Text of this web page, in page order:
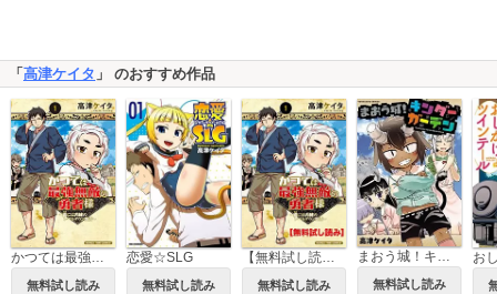
「 高津ケイタ 」 のおすすめ作品
かつては最強無敵の勇者様 ～姫には内緒のレベルダウン生活～
無料試し読み
恋愛☆SLG
無料試し読み
【無料試し読み】かつては最強無敵の勇者様 ～姫には内緒のレベルダウン生活～
無料試し読み
まおう城！キンダーガーデン
無料試し読み